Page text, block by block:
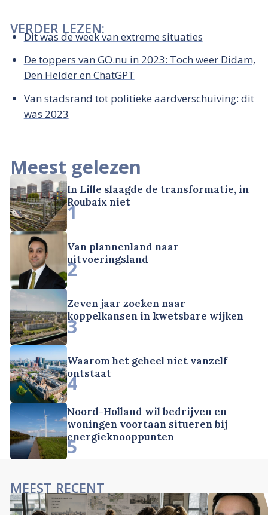
VERDER LEZEN:
Dit was de week van extreme situaties
De toppers van GO.nu in 2023: Toch weer Didam,
Den Helder en ChatGPT
Van stadsrand tot politieke aardverschuiving: dit
was 2023
Meest gelezen
In Lille slaagde de transformatie, in
Roubaix niet
1
Van plannenland naar
uitvoeringsland
2
Zeven jaar zoeken naar
koppelkansen in kwetsbare wijken
3
Waarom het geheel niet vanzelf
ontstaat
4
Noord-Holland wil bedrijven en
woningen voortaan situeren bij
energieknooppunten
5
MEEST RECENT